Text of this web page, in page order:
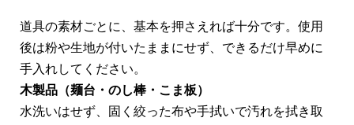
道具の素材ごとに、基本を押さえれば十分です。使用
後は粉や生地が付いたままにせず、できるだけ早めに
手入れしてください。
木製品（麺台・のし棒・こま板）
水洗いはせず、固く絞った布や手拭いで汚れを拭き取